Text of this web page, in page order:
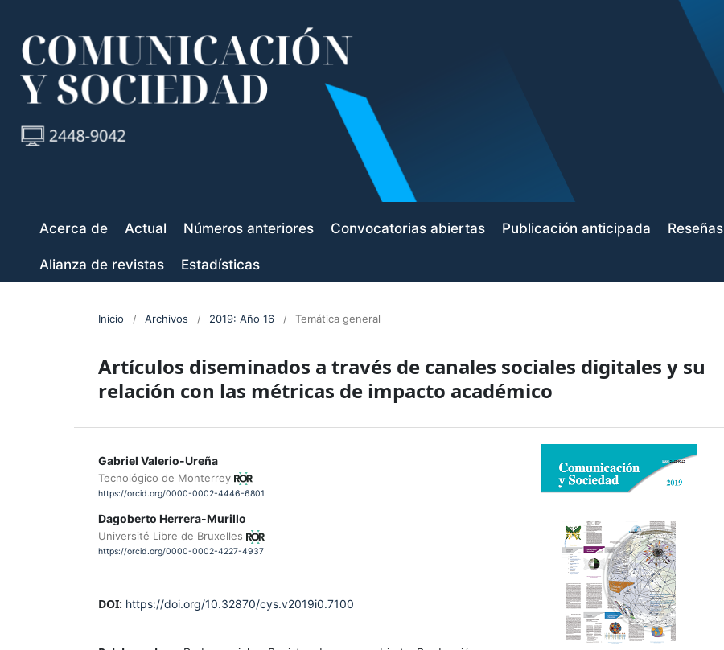
Acerca de Actual Números anteriores Convocatorias abiertas Publicación anticipada Reseñas
Alianza de revistas Estadísticas
Inicio / Archivos / 2019: Año 16 / Temática general
Artículos diseminados a través de canales sociales digitales y su
relación con las métricas de impacto académico
Gabriel Valerio-Ureña
Tecnológico de Monterrey
https://orcid.org/0000-0002-4446-6801
Dagoberto Herrera-Murillo
Université Libre de Bruxelles
https://orcid.org/0000-0002-4227-4937
DOI: https://doi.org/10.32870/cys.v2019i0.7100